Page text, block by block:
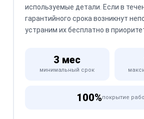
используемые детали. Если в
гарантийного срока возникнут
устраним их бесплатно в
3 мес
минимальный срок
100%покрытие